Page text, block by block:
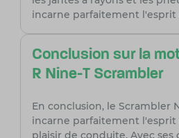
incarne parfaitement l'esprit
Conclusion sur la
R Nine-T Scrambler
En conclusion, le Scrambler
incarne parfaitement
plaisir de conduite. Avec ses